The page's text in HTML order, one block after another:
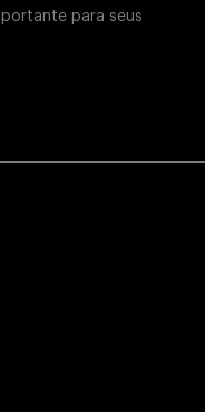
para seus